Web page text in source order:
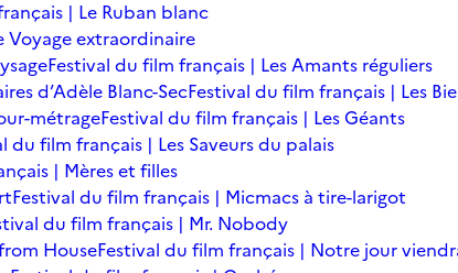
| Le Ruban blanc
Voyage extraordinaire
Festival du film français | Les Amants réguliers
d’Adèle Blanc-SecFestival du film français | Les
métrageFestival du film français | Les Géants
du film français | Les Saveurs du palais
| Mères et filles
Festival du film français | Micmacs à tire-larigot
du film français | Mr. Nobody
HouseFestival du film français | Notre jour